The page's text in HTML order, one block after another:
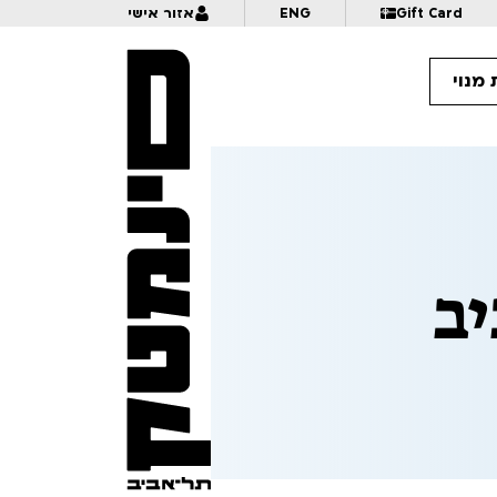
Gift Card
ENG אזור אישי
מנוי